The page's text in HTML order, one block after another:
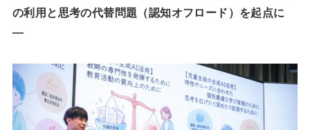
の利用と思考の代替問題（認知オフロード）を起点に
―